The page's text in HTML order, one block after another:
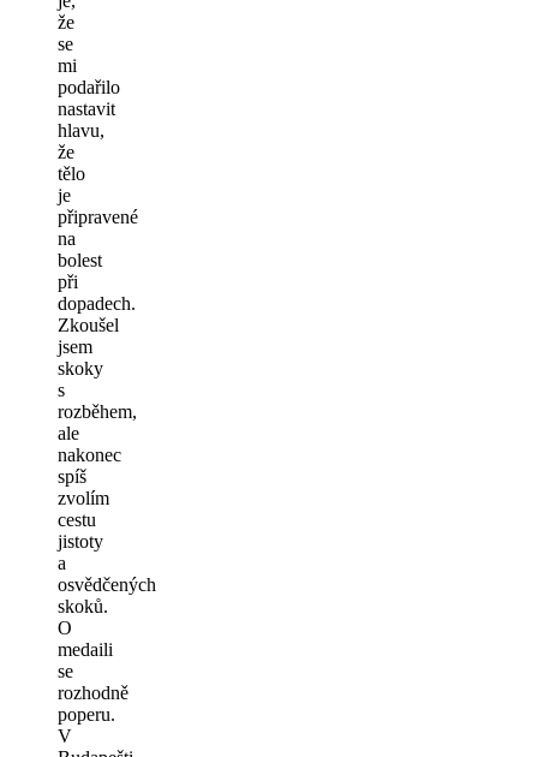
že
se
mi
podařilo
nastavit
hlavu,
že
tělo
je
připravené
na
bolest
při
dopadech.
Zkoušel
jsem
skoky
s
rozběhem,
ale
nakonec
spíš
zvolím
cestu
jistoty
a
osvědčených
skoků.
O
medaili
se
rozhodně
poperu.
V